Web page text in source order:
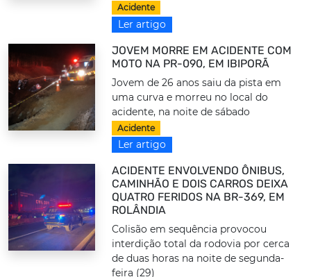
Acidente
Ler artigo
JOVEM MORRE EM ACIDENTE COM
MOTO NA PR-090, EM IBIPORÃ
Jovem de 26 anos saiu da pista em
uma curva e morreu no local do
acidente, na noite de sábado
Acidente
Ler artigo
ACIDENTE ENVOLVENDO ÔNIBUS,
CAMINHÃO E DOIS CARROS DEIXA
QUATRO FERIDOS NA BR-369, EM
ROLÂNDIA
Colisão em sequência provocou
interdição total da rodovia por cerca
de duas horas na noite de segunda-
feira (29)